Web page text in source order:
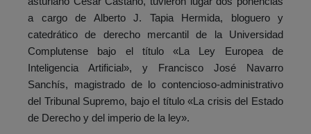
a cargo de Alberto J. Tapia Hermida, bloguero y
catedrático de derecho mercantil de la Universidad
Complutense bajo el título «La Ley Europea de
Inteligencia Artificial», y Francisco José Navarro
Sanchís, magistrado de lo contencioso-administrativo
del Tribunal Supremo, bajo el título «La crisis del Estado
de Derecho y del imperio de la ley».